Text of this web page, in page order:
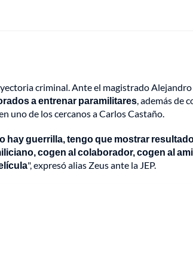
criminal. Ante el magistrado Alejandro
a entrenar paramilitares, además de
uno de los cercanos a Carlos Castaño.
hay guerrilla, tengo que mostrar
cogen al colaborador, cogen al
", expresó alias Zeus ante la JEP.